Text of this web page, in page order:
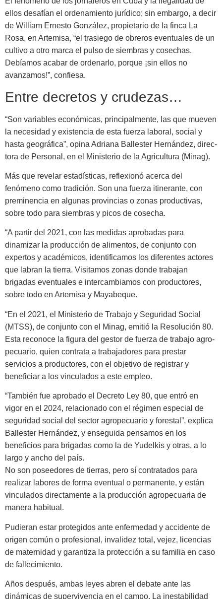
ellos de­safían el ordenamiento jurídico; sin embargo, a decir
de William Ernes­to González, propietario de la finca La
Rosa, en Artemisa, “el trasiego de obreros eventuales de un
cultivo a otro marca el pulso de siembras y cosechas.
Debíamos acabar de orde­narlo, porque ¡sin ellos no
avanza­mos!”, confiesa.
Entre decretos y crudezas…
“Son variables económicas, princi­palmente, las que mueven
la necesi­dad y existencia de esta fuerza labo­ral, social y
hasta geográfica”, opina Adriana Ballester Hernández, direc­
tora de Personal, en el Ministerio de la Agricultura (Minag).
Más que revelar estadísticas, re­flexionó acerca del
fenómeno como tradición. Son una fuerza itinerante, con
preminencia en algunas provin­cias o zonas productivas,
sobre todo para siembras y picos de cosecha.
“A partir del 2021, con las me­didas aprobadas para
dinamizar la producción de alimentos, de con­junto con
expertos y académicos, identificamos los diferentes actores
que labran la tierra. Visitamos zo­nas donde trabajan
brigadas even­tuales e intercambiamos con pro­ductores,
sobre todo en Artemisa y Mayabeque.
“En el 2021, el Ministerio de Tra­bajo y Seguridad Social
(MTSS), de conjunto con el Minag, emitió la Re­solución 80.
Esta reconoce la figura del gestor de fuerza de trabajo agro­
pecuario, quien contrata a trabaja­dores para prestar
servicios a pro­ductores, con el objetivo de registrar y
beneficiar a los vinculados a este empleo.
“También fue aprobado el De­creto Ley 80, que entró en
vigor en el 2024, relacionado con el régimen especial de
seguridad social del sec­tor agropecuario y forestal”, explica
Ballester Hernández, y enseguida pensamos en los
beneficios para bri­gadas como la de Yudelkis y otras, a lo
largo y ancho del país.
No son poseedores de tierras, pero sí contratados para
realizar labores de forma eventual o perma­nente, y están
vinculados directa­mente a la producción agropecuaria de
manera habitual.
Pudieran estar protegidos ante enfermedad y accidente de
origen común o profesional, invalidez total, vejez, licencias
de maternidad y ga­rantiza la protección a su familia en caso
de fallecimiento.
Años después, ambas leyes abren el debate ante las
dinámicas de su­pervivencia en el campo. La inesta­bilidad